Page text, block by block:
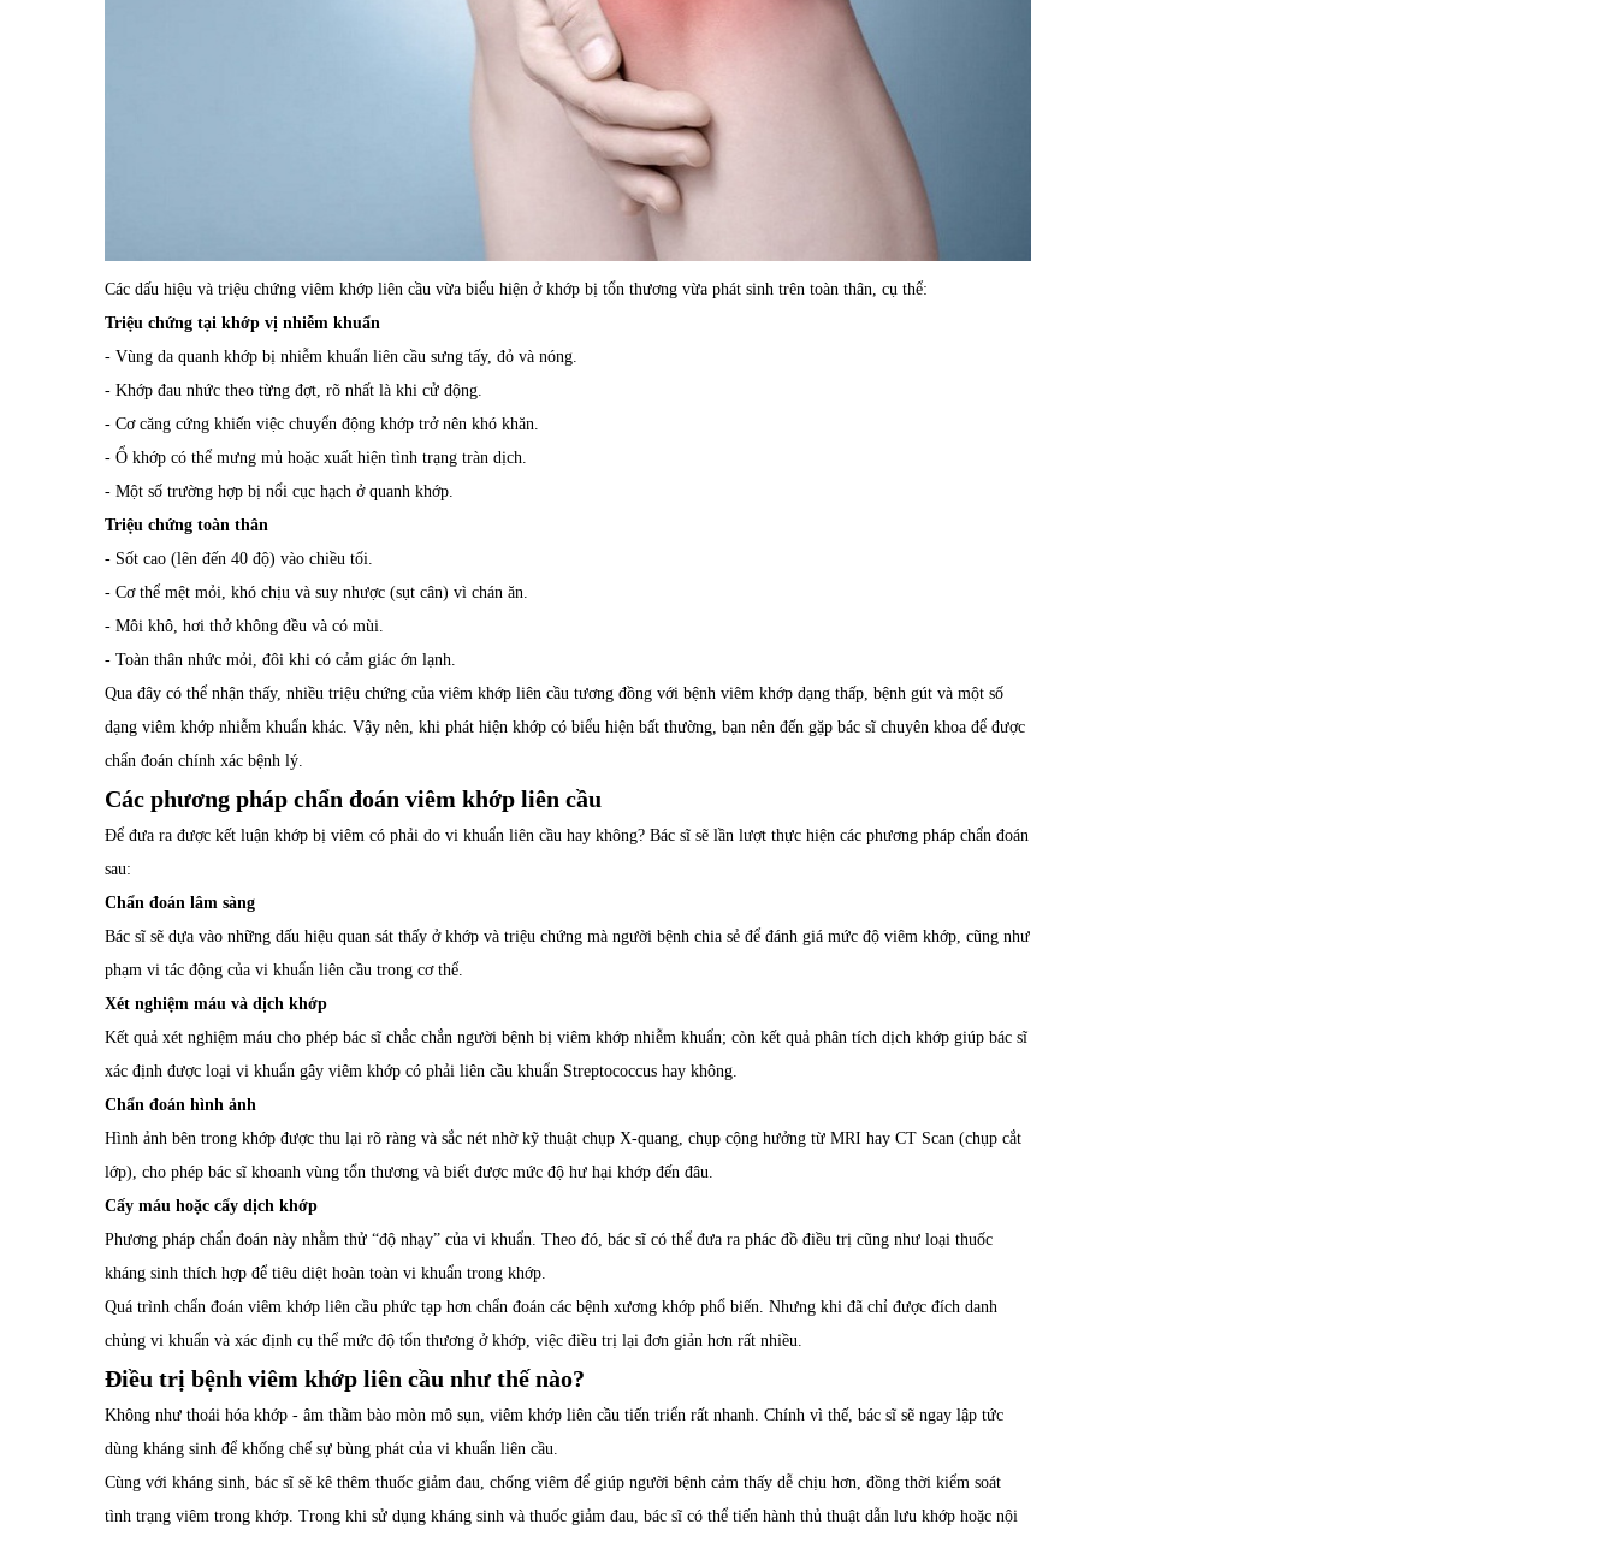
Các dấu hiệu và triệu chứng viêm khớp liên cầu vừa biểu hiện ở khớp bị tổn thương vừa phát sinh trên toàn thân, cụ thể:
Triệu chứng tại khớp vị nhiễm khuẩn
- Vùng da quanh khớp bị nhiễm khuẩn liên cầu sưng tấy, đỏ và nóng.
- Khớp đau nhức theo từng đợt, rõ nhất là khi cử động.
- Cơ căng cứng khiến việc chuyển động khớp trở nên khó khăn.
- Ổ khớp có thể mưng mủ hoặc xuất hiện tình trạng tràn dịch.
- Một số trường hợp bị nổi cục hạch ở quanh khớp.
Triệu chứng toàn thân
- Sốt cao (lên đến 40 độ) vào chiều tối.
- Cơ thể mệt mỏi, khó chịu và suy nhược (sụt cân) vì chán ăn.
- Môi khô, hơi thở không đều và có mùi.
- Toàn thân nhức mỏi, đôi khi có cảm giác ớn lạnh.
Qua đây có thể nhận thấy, nhiều triệu chứng của viêm khớp liên cầu tương đồng với bệnh viêm khớp dạng thấp, bệnh gút và một số
dạng viêm khớp nhiễm khuẩn khác. Vậy nên, khi phát hiện khớp có biểu hiện bất thường, bạn nên đến gặp bác sĩ chuyên khoa để được
chẩn đoán chính xác bệnh lý.
Các phương pháp chẩn đoán viêm khớp liên cầu
Để đưa ra được kết luận khớp bị viêm có phải do vi khuẩn liên cầu hay không? Bác sĩ sẽ lần lượt thực hiện các phương pháp chẩn đoán
sau:
Chẩn đoán lâm sàng
Bác sĩ sẽ dựa vào những dấu hiệu quan sát thấy ở khớp và triệu chứng mà người bệnh chia sẻ để đánh giá mức độ viêm khớp, cũng như
phạm vi tác động của vi khuẩn liên cầu trong cơ thể.
Xét nghiệm máu và dịch khớp
Kết quả xét nghiệm máu cho phép bác sĩ chắc chắn người bệnh bị viêm khớp nhiễm khuẩn; còn kết quả phân tích dịch khớp giúp bác sĩ
xác định được loại vi khuẩn gây viêm khớp có phải liên cầu khuẩn Streptococcus hay không.
Chẩn đoán hình ảnh
Hình ảnh bên trong khớp được thu lại rõ ràng và sắc nét nhờ kỹ thuật chụp X-quang, chụp cộng hưởng từ MRI hay CT Scan (chụp cắt
lớp), cho phép bác sĩ khoanh vùng tổn thương và biết được mức độ hư hại khớp đến đâu.
Cấy máu hoặc cấy dịch khớp
Phương pháp chẩn đoán này nhằm thử “độ nhạy” của vi khuẩn. Theo đó, bác sĩ có thể đưa ra phác đồ điều trị cũng như loại thuốc
kháng sinh thích hợp để tiêu diệt hoàn toàn vi khuẩn trong khớp.
Quá trình chẩn đoán viêm khớp liên cầu phức tạp hơn chẩn đoán các bệnh xương khớp phổ biến. Nhưng khi đã chỉ được đích danh
chủng vi khuẩn và xác định cụ thể mức độ tổn thương ở khớp, việc điều trị lại đơn giản hơn rất nhiều.
Điều trị bệnh viêm khớp liên cầu như thế nào?
Không như thoái hóa khớp - âm thầm bào mòn mô sụn, viêm khớp liên cầu tiến triển rất nhanh. Chính vì thế, bác sĩ sẽ ngay lập tức
dùng kháng sinh để khống chế sự bùng phát của vi khuẩn liên cầu.
Cùng với kháng sinh, bác sĩ sẽ kê thêm thuốc giảm đau, chống viêm để giúp người bệnh cảm thấy dễ chịu hơn, đồng thời kiểm soát
tình trạng viêm trong khớp. Trong khi sử dụng kháng sinh và thuốc giảm đau, bác sĩ có thể tiến hành thủ thuật dẫn lưu khớp hoặc nội